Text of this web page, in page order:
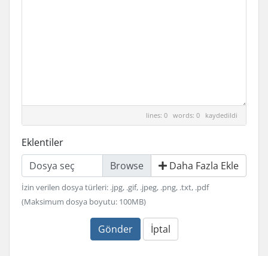
lines: 0 words: 0 kaydedildi
Eklentiler
Dosya seç
Daha Fazla Ekle
İzin verilen dosya türleri: .jpg, .gif, .jpeg, .png, .txt, .pdf
(Maksimum dosya boyutu: 100MB)
Gönder İptal